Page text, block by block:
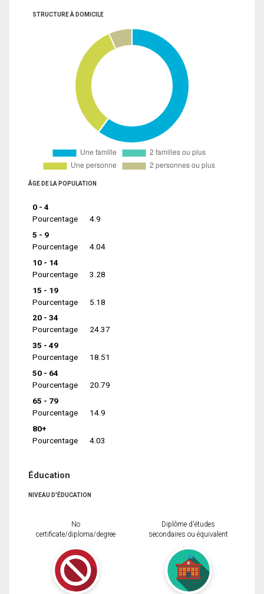
STRUCTURE À DOMICILE
ÂGE DE LA POPULATION
0 - 4
Pourcentage
4.9
5 - 9
Pourcentage
4.04
10 - 14
Pourcentage
3.28
15 - 19
Pourcentage
5.18
20 - 34
Pourcentage
24.37
35 - 49
Pourcentage
18.51
50 - 64
Pourcentage
20.79
65 - 79
Pourcentage
14.9
80+
Pourcentage
4.03
Éducation
NIVEAU D'ÉDUCATION
No
certificate/diploma/degree
Diplôme d'études
secondaires ou équivalent